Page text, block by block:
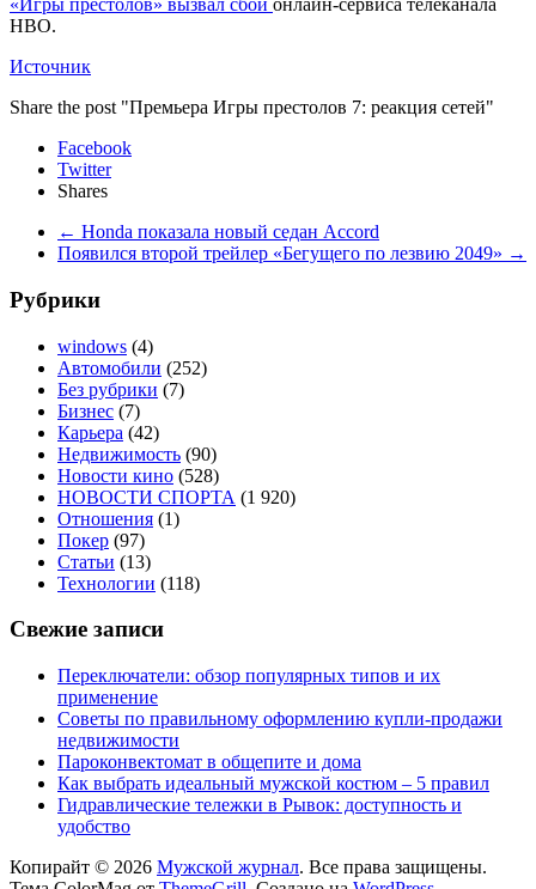
«Игры престолов» вызвал сбои онлайн-сервиса телеканала
HBO.
Источник
Share the post "Премьера Игры престолов 7: реакция сетей"
Facebook
Twitter
Shares
← Honda показала новый седан Accord
Появился второй трейлер «Бегущего по лезвию 2049» →
Рубрики
windows (4)
Автомобили (252)
Без рубрики (7)
Бизнес (7)
Карьера (42)
Недвижимость (90)
Новости кино (528)
НОВОСТИ СПОРТА (1 920)
Отношения (1)
Покер (97)
Статьи (13)
Технологии (118)
Свежие записи
Переключатели: обзор популярных типов и их
применение
Советы по правильному оформлению купли-продажи
недвижимости
Пароконвектомат в общепите и дома
Как выбрать идеальный мужской костюм – 5 правил
Гидравлические тележки в Рывок: доступность и
удобство
Копирайт © 2026 Мужской журнал. Все права защищены.